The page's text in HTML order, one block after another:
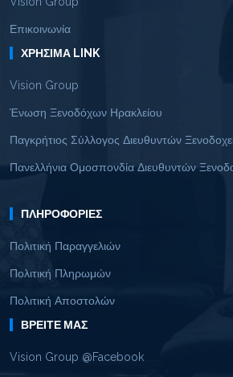
Επικοινωνία
ΧΡΉΣΙΜΑ LINK
Vision Group
Ένωση Ξενοδόχων Ηρακλείου
Παγκρήτιος Σύλλογος Διευθυντών
Πανελλήνια Ομοσπονδία Διευθυντών
ΠΛΗΡΟΦΟΡΊΕΣ
Πολιτική Παραγγελιών
Πολιτική Πληρωμών
Πολιτική Αποστολών
ΒΡΕΊΤΕ ΜΑΣ
Vision Group @Facebook